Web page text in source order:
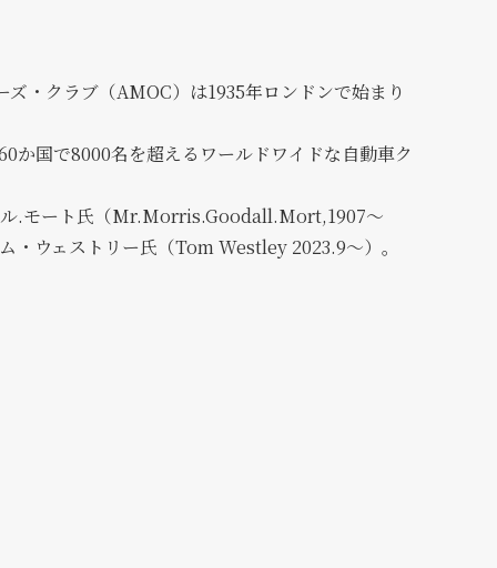
ズ・クラブ（AMOC）は1935年ロンドンで始まり
か国で8000名を超えるワールドワイドな自動車ク
ル.モート氏（Mr.Morris.Goodall.Mort,1907～
・ウェストリー氏（Tom Westley 2023.9～）。